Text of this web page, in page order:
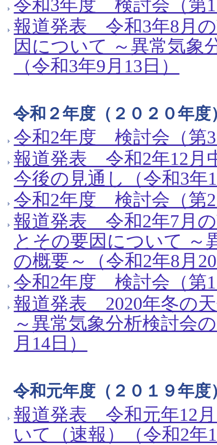
令和3年度 検討会（第1
報道発表 令和3年8月
因について ～異常気象
（令和3年9月13日）
令和２年度（２０２０年度
令和2年度 検討会（第3
報道発表 令和2年12月
今後の見通し（令和3年
令和2年度 検討会（第2
報道発表 令和2年7月
とその要因について ～
の概要～（令和2年8月
令和2年度 検討会（第
報道発表 2020年冬の
～異常気象分析検討会
月14日）
令和元年度（２０１９年度
報道発表 令和元年12
いて（速報）（令和2年